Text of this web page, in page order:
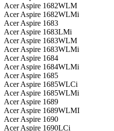
Acer Aspire 1682WLM
Acer Aspire 1682WLMi
Acer Aspire 1683
Acer Aspire 1683LMi
Acer Aspire 1683WLM
Acer Aspire 1683WLMi
Acer Aspire 1684
Acer Aspire 1684WLMi
Acer Aspire 1685
Acer Aspire 1685WLCi
Acer Aspire 1685WLMi
Acer Aspire 1689
Acer Aspire 1689WLMI
Acer Aspire 1690
Acer Aspire 1690LCi